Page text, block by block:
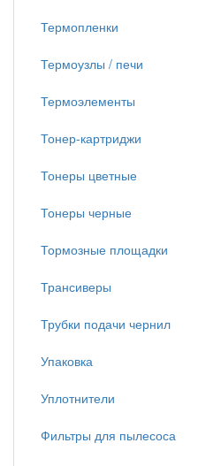
Термопленки
Термоузлы / печи
Термоэлементы
Тонер-картриджи
Тонеры цветные
Тонеры черные
Тормозные площадки
Трансиверы
Трубки подачи чернил
Упаковка
Уплотнители
Фильтры для пылесоса